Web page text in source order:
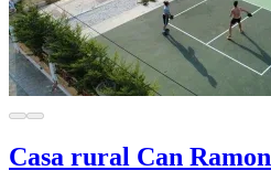
Casa rural Can Ramon